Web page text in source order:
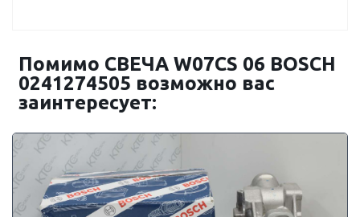
Помимо СВЕЧА W07CS 06 BOSCH
0241274505 возможно вас
заинтересует: